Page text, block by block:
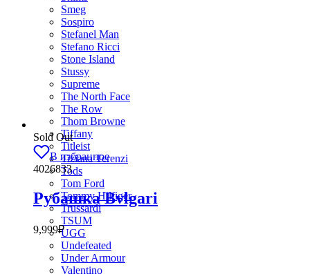
Smeg
Sospiro
Stefanel Man
Stefano Ricci
Stone Island
Stussy
Supreme
The North Face
The Row
Thom Browne
Tiffany
Titleist
Tiziana Terenzi
Tods
Tom Ford
Tommy Hilfiger
Trussardi
TSUM
UGG
Undefeated
Under Armour
Valentino
Sold Out
В избранное
4026833
Рубашка Bvlgari
9,999₽